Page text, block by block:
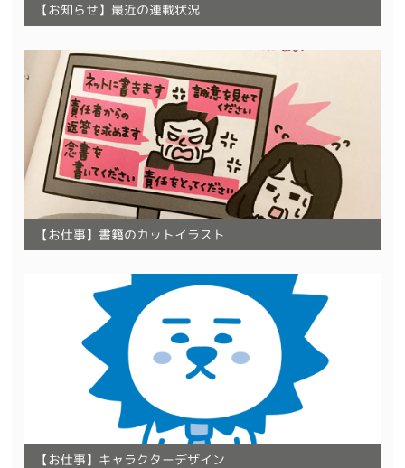
【お知らせ】最近の連載状況
【お仕事】書籍のカットイラスト
【お仕事】キャラクターデザイン